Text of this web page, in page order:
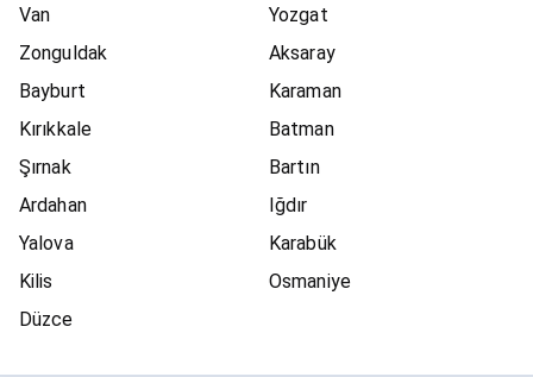
Van
Yozgat
Zonguldak
Aksaray
Bayburt
Karaman
Kırıkkale
Batman
Şırnak
Bartın
Ardahan
Iğdır
Yalova
Karabük
Kilis
Osmaniye
Düzce